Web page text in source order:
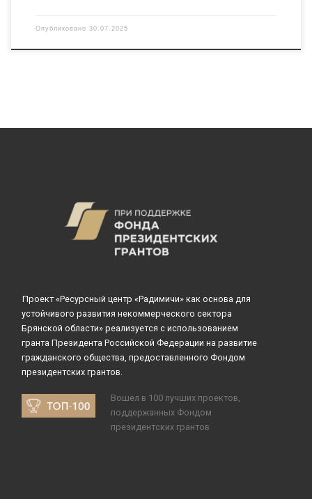
Опубликовано 30.07.2025
Проект «Ресурсный центр «Радимичи» как основа для
устойчивого развития некоммерческого сектора
Брянской области» реализуется с использованием
гранта Президента Российской Федерации на развитие
гражданского общества, предоставленного Фондом
президентских грантов.
Вошел в 100 лучших проектов,
поддержанных Фондом
президентских грантов